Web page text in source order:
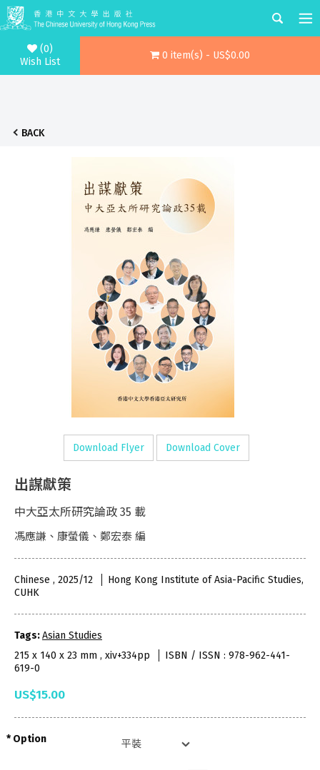
(0)
Wish List
0 item(s) - US$0.00
BACK
Download Flyer Download Cover
出謀獻策
中大亞太所研究論政 35 載
馮應謙、康螢儀、鄭宏泰 編
Chinese , 2025/12
Hong Kong Institute of Asia-Pacific Studies,
CUHK
Tags:Asian Studies
215 x 140 x 23 mm , xiv+334pp
ISBN / ISSN : 978-962-441-
619-0
US$15.00
Option